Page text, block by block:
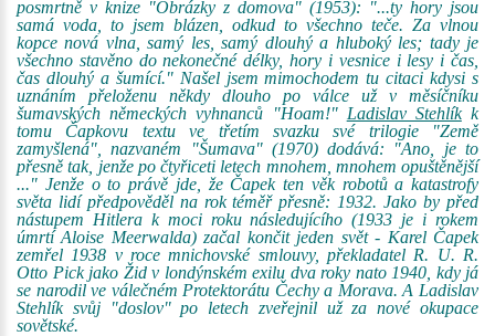
posmrtně v knize "Obrázky z domova" (1953): "...ty hory jsou
samá voda, to jsem blázen, odkud to všechno teče. Za vlnou
kopce nová vlna, samý les, samý dlouhý a hluboký les; tady je
všechno stavěno do nekonečné délky, hory i vesnice i lesy i čas,
čas dlouhý a šumící." Našel jsem mimochodem tu citaci kdysi s
uznáním přeloženu někdy dlouho po válce už v měsíčníku
šumavských německých vyhnanců "Hoam!" Ladislav Stehlíkk
tomu Čapkovu textu ve třetím svazku své trilogie "Země
zamyšlená", nazvaném "Šumava" (1970) dodává: "Ano, je to
přesně tak, jenže po čtyřiceti letech mnohem, mnohem opuštěnější
..." Jenže o to právě jde, že Čapek ten věk robotů a katastrofy
světa lidí předpověděl na rok téměř přesně: 1932. Jako by před
nástupem Hitlera k moci roku následujícího (1933 je i rokem
úmrtí Aloise Meerwalda) začal končit jeden svět - Karel Čapek
zemřel 1938 v roce mnichovské smlouvy, překladatel R. U. R.
Otto Pick jako Žid v londýnském exilu dva roky nato 1940, kdy já
se narodil ve válečném Protektorátu Čechy a Morava. A Ladislav
Stehlík svůj "doslov" po letech zveřejnil už za nové okupace
sovětské.